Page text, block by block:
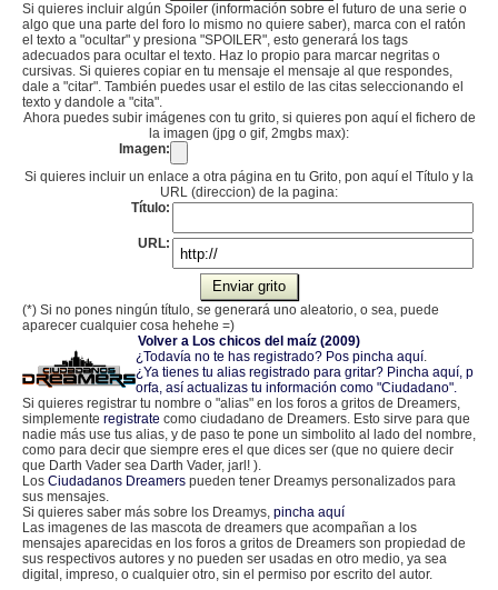
Si quieres incluir algún Spoiler (información sobre el futuro de una serie o
algo que una parte del foro lo mismo no quiere saber), marca con el ratón
el texto a "ocultar" y presiona "SPOILER", esto generará los tags
adecuados para ocultar el texto. Haz lo propio para marcar negritas o
cursivas. Si quieres copiar en tu mensaje el mensaje al que respondes,
dale a "citar". También puedes usar el estilo de las citas seleccionando el
texto y dandole a "cita".
Ahora puedes subir imágenes con tu grito, si quieres pon aquí el fichero de
la imagen (jpg o gif, 2mgbs max):
Imagen:
Si quieres incluir un enlace a otra página en tu Grito, pon aquí el Título y la
URL (direccion) de la pagina:
Título:
URL:
(*) Si no pones ningún título, se generará uno aleatorio, o sea, puede
aparecer cualquier cosa hehehe =)
Volver a Los chicos del maíz (2009)
¿Todavía no te has registrado? Pos pincha aquí.
¿Ya tienes tu alias registrado para gritar? Pincha aquí, p
orfa, así actualizas tu información como "Ciudadano".
Si quieres registrar tu nombre o "alias" en los foros a gritos de Dreamers,
simplemente registrate como ciudadano de Dreamers. Esto sirve para que
nadie más use tus alias, y de paso te pone un simbolito al lado del nombre,
como para decir que siempre eres el que dices ser (que no quiere decir
que Darth Vader sea Darth Vader, jarl! ).
Los Ciudadanos Dreamers pueden tener Dreamys personalizados para
sus mensajes.
Si quieres saber más sobre los Dreamys, pincha aquí
Las imagenes de las mascota de dreamers que acompañan a los
mensajes aparecidas en los foros a gritos de Dreamers son propiedad de
sus respectivos autores y no pueden ser usadas en otro medio, ya sea
digital, impreso, o cualquier otro, sin el permiso por escrito del autor.